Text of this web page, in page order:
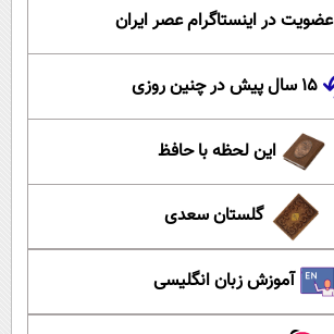
عضویت در اینستاگرام عصر ایران
۱۵ سال پیش در چنین روزی
این لحظه با حافظ
گلستان سعدی
آموزش زبان انگلیسی